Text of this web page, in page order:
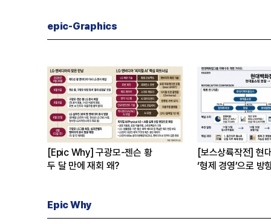
epic-Graphics
[Epic Why] 구광모-젠슨 황
두 달 만에 재회 왜?
[보스상륙작전] 현
‘형제 경영’으로 방
Epic Why